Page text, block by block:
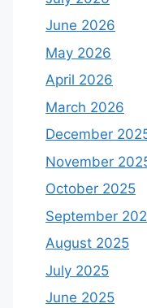
June 2026
May 2026
April 2026
March 2026
December
November
October 2025
September
August 2025
July 2025
June 2025